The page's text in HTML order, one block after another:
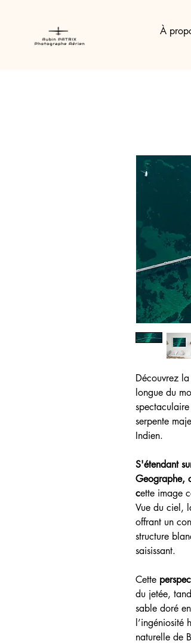
À
Découvrez
longue du
serpente
Indien.
S'étendant
Geographe,
cette image
Vue du ciel,
offrant un
structure
saisissant.
Cette
du jetée,
sable doré
l’ingéniosité
naturelle de